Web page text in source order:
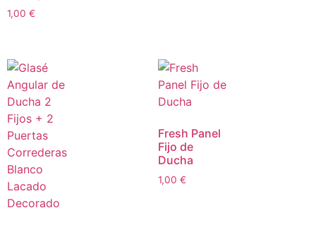
1,00 €
Fresh Panel
Fijo de
Ducha
1,00 €